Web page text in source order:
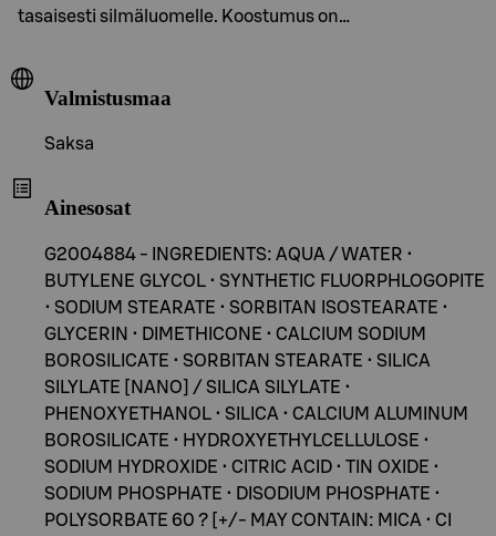
tasaisesti silmäluomelle. Koostumus on…
Valmistusmaa
Saksa
Ainesosat
G2004884 - INGREDIENTS: AQUA / WATER •
BUTYLENE GLYCOL • SYNTHETIC FLUORPHLOGOPITE
• SODIUM STEARATE • SORBITAN ISOSTEARATE •
GLYCERIN • DIMETHICONE • CALCIUM SODIUM
BOROSILICATE • SORBITAN STEARATE • SILICA
SILYLATE [NANO] / SILICA SILYLATE •
PHENOXYETHANOL • SILICA • CALCIUM ALUMINUM
BOROSILICATE • HYDROXYETHYLCELLULOSE •
SODIUM HYDROXIDE • CITRIC ACID • TIN OXIDE •
SODIUM PHOSPHATE • DISODIUM PHOSPHATE •
POLYSORBATE 60 ? [+/- MAY CONTAIN: MICA • CI